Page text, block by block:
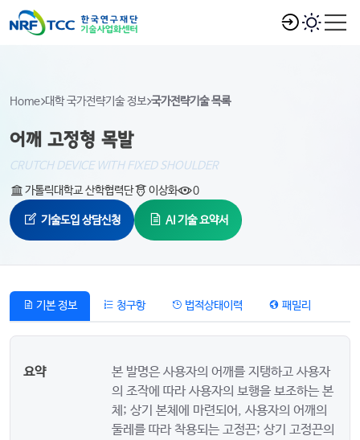
Home 대학 국가전략기술 정보 국가전략기술 목록
어깨 고정형 목발
CRUTCH DEVICE WITH FIXED SHOULDER
가톨릭대학교 산학협력단
이상화 0
기술도입 상담신청 AI 기술 요약서
기본 정보 청구항 법적상태이력 패밀리
요약
본 발명은 사용자의 어깨를 지탱하고 사용자
의 조작에 따라 사용자의 보행을 보조하는 본
체; 상기 본체에 마련되어, 사용자의 어깨의
둘레를 따라 착용되는 고정끈; 상기 고정끈의